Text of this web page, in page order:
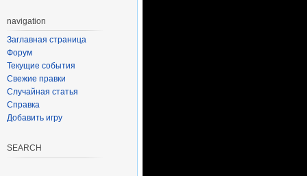
navigation
Заглавная страница
Форум
Текущие события
Свежие правки
Случайная статья
Справка
Добавить игру
SEARCH